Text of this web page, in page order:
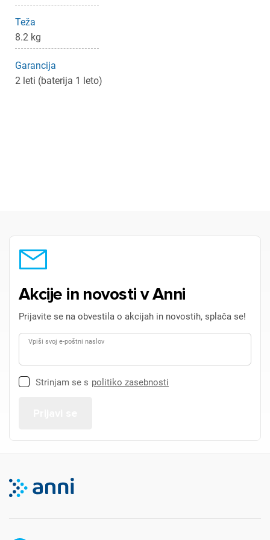
Teža
8.2 kg
Garancija
2 leti (baterija 1 leto)
Akcije in novosti v Anni
Prijavite se na obvestila o akcijah in novostih, splača se!
Vpiši svoj e-poštni naslov
Strinjam se s politiko zasebnosti